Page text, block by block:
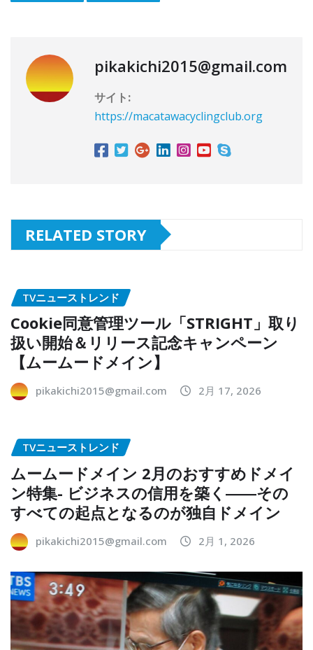
pikakichi2015@gmail.com
サイト:
https://macatawacyclingclub.org
RELATED STORY
TVニューストレンド
Cookie同意管理ツール「STRIGHT」取り
扱い開始＆リリース記念キャンペーン
【ムームードメイン】
pikakichi2015@gmail.com 2月 17, 2026
TVニューストレンド
ムームードメイン 2月のおすすめドメイ
ン特集- ビジネスの信用を築く――その
すべての起点となるのが独自ドメイン
pikakichi2015@gmail.com 2月 1, 2026